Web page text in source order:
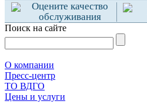
Оцените качество
обслуживания
Поиск на сайте
О компании
Пресс-центр
TO ВДГО
Цены и услуги